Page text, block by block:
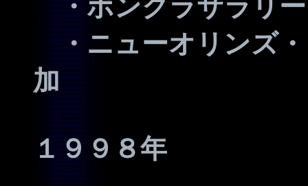
・ボンクラサラリ
・ニューオリンズ
加
１９９８年